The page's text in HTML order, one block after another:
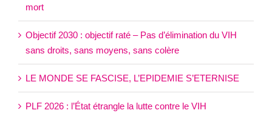
mort
Objectif 2030 : objectif raté – Pas d’élimination du VIH
sans droits, sans moyens, sans colère
LE MONDE SE FASCISE, L’EPIDEMIE S’ETERNISE
PLF 2026 : l’État étrangle la lutte contre le VIH